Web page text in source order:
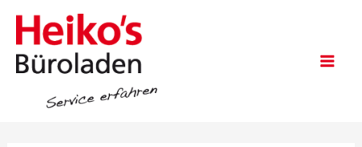
Inhalt
springen